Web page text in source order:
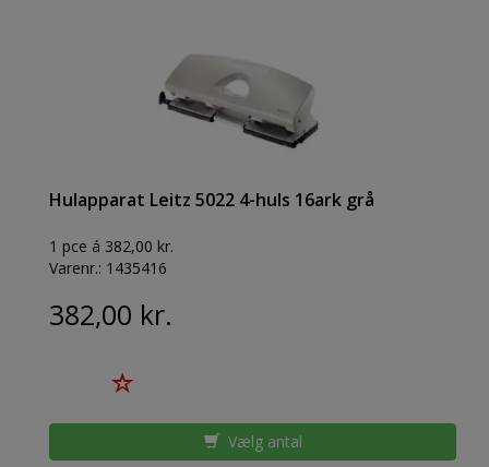
Hulapparat Leitz 5022 4-huls 16ark grå
1 pce á 382,00 kr.
Varenr.: 1435416
382,00 kr.
Vælg antal